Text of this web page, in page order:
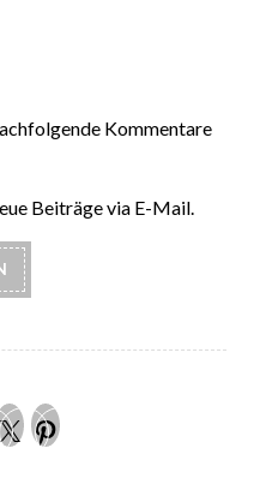
Kommentare
Beiträge via E-Mail.